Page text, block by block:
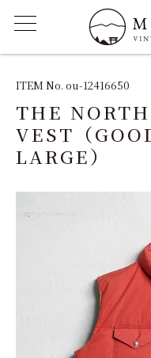
FEATURE
ARCHIVE
SOLD
ITEM No. ou-12416650
THE
VEST（
LARGE）